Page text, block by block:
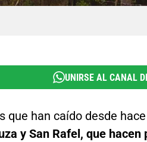
UNIRSE AL CANAL
que han caído desde
y San Rafel, que